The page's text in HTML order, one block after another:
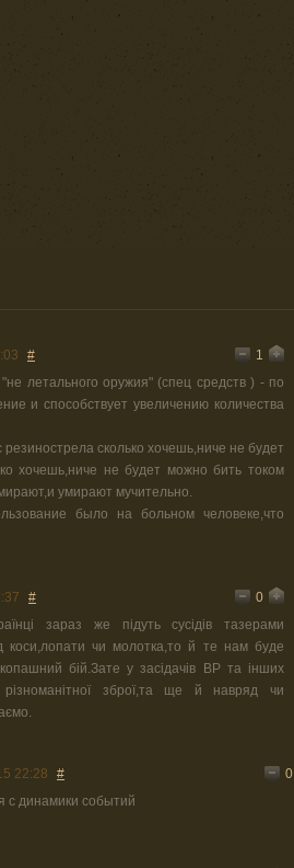
#
1
летального оружия" (спец средств ) - по
и способствует увеличению количества
сколько хочешь,ниче не будет
хочешь,ниче не будет можно бить током
умирают мучительно.
было на больном человеке,что
#
0
зараз же підуть сусідів тазерами
коси,лопати чи молотка,то й те нам буде
бій.Зате у засідачів ВР та інших
різноманітної зброї,та ще й навряд чи
22:28 #
0
с динамики событий